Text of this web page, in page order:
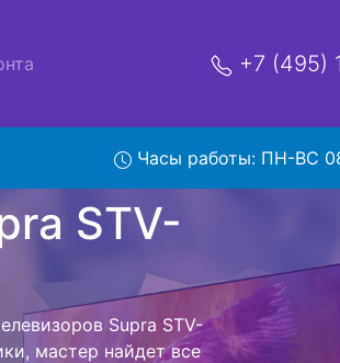
+7 (495)
Часы работы: ПН-ВС
STV-
сервисный центр и
Ваш телевизор
стоимость ремонта